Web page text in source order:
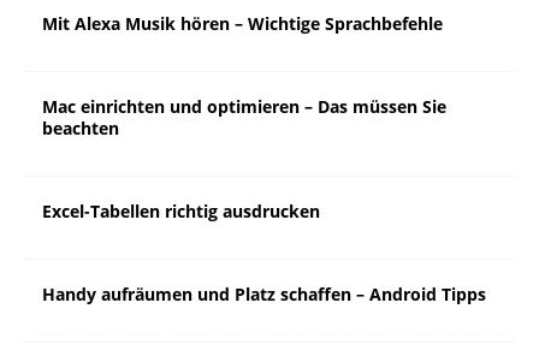
Mit Alexa Musik hören – Wichtige Sprachbefehle
Mac einrichten und optimieren – Das müssen Sie
beachten
Excel-Tabellen richtig ausdrucken
Handy aufräumen und Platz schaffen – Android Tipps